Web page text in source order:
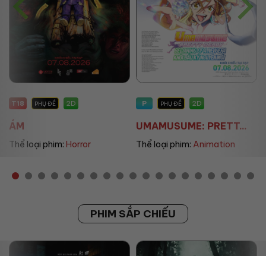
T18 PHỤ ĐỀ 2D
ÁM
Thể loại phim: Horror
P PHỤ ĐỀ 2D
UMAMUSUME: PRETT...
Thể loại phim: Animation
PHIM SẮP CHIẾU